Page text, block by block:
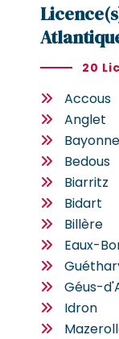
20
Accous
Anglet
Bayonne
Bedous
Biarritz
Bidart
Billère
Eaux-
Géus-
Idron